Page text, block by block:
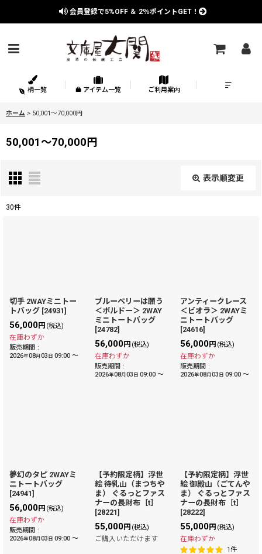
会員登録で5%OFF ＆ 2％ポイントGET！
柄一覧 アイテム一覧 ご利用案内
ホーム > 50,001〜70,000円
50,001〜70,000円
表示順変更
絞り込む
30件
切手 2WAYミニトー
トバッグ [24931]
56,000円 (税込)
在庫わずか
販売期間 :
2026年08月 03 日 09:00 ～
ブルーベリーは願う
＜ボルドー＞ 2WAY
ミニトートバッグ
[24782]
56,000円 (税込)
在庫わずか
販売期間 :
2026年08月 03 日 09:00 ～
アンティークレース
＜ビオラ＞ 2WAYミ
ニトートバッグ
[24616]
56,000円 (税込)
在庫わずか
販売期間 :
2026年08月 03 日 09:00 ～
夢幻のタピ 2WAYミ
ニトートバッグ
[24941]
56,000円 (税込)
在庫わずか
販売期間 :
2026年08月 03 日 09:00 ～
【予約限定柄】浮世
絵 待乳山（まつちや
ま） ぐるっとファス
ナーの長財布［t］
[28221]
55,000円 (税込)
ご購入いただけます
【予約限定柄】浮世
絵 御殿山（ごてんや
ま） ぐるっとファス
ナーの長財布［t］
[28222]
55,000円 (税込)
在庫わずか
1件